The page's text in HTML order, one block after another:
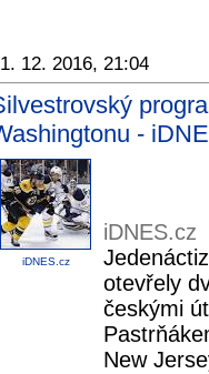
12. 2016, 21:04
-
iDNES.cz
iDNES.cz
otevřely
českými
New